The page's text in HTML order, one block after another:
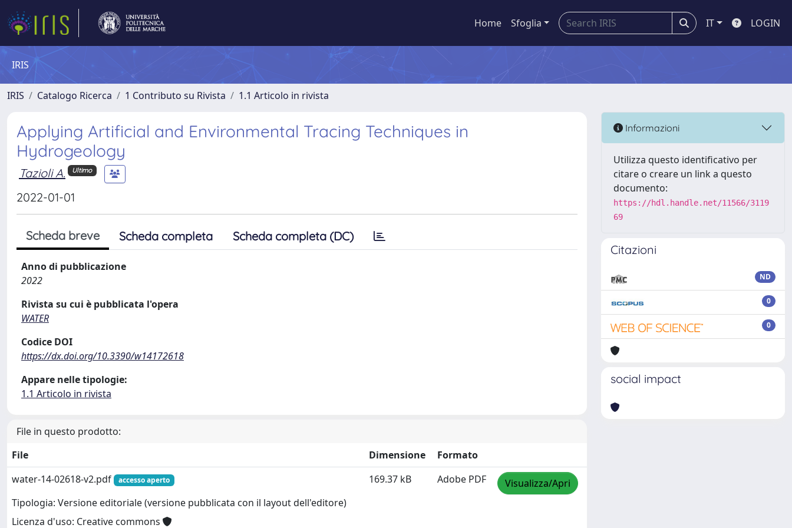
Home Sfoglia IT LOGIN
IRIS
IRIS Catalogo Ricerca 1 Contributo su Rivista 1.1 Articolo in rivista
Applying Artificial and Environmental Tracing Techniques in
Hydrogeology
Tazioli A. Ultimo
2022-01-01
Scheda breve Scheda completa Scheda completa (DC)
Anno di pubblicazione
2022
Rivista su cui è pubblicata l'opera
WATER
Codice DOI
https://dx.doi.org/10.3390/w14172618
Appare nelle tipologie:
1.1 Articolo in rivista
File in questo prodotto:
File
Dimensione
Formato
water-14-02618-v2.pdf
accesso aperto
Tipologia: Versione editoriale (versione pubblicata con il layout dell'editore)
Licenza d'uso: Creative commons
169.37 kB Adobe PDF Visualizza/Apri
Informazioni
Utilizza questo identificativo per
citare o creare un link a questo
documento:
https://hdl.handle.net/11566/3119
69
Citazioni
ND
0
0
social impact